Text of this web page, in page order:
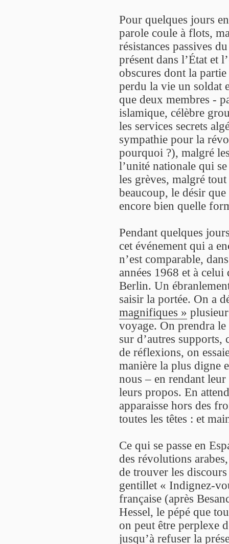
Pour quelques jours
parole coule à flots,
résistances passives
présent dans l’État et
obscures dont la
perdu la vie un soldat
que deux membres -
islamique, célèbre
les services secrets
sympathie pour la
pourquoi ?), malgré
l’unité nationale qui
les grèves, malgré
beaucoup, le désir
encore bien quelle
Pendant quelques
cet événement qui a
n’est comparable,
années 1968 et à
Berlin. Un
saisir la portée. On a
magnifiques »
voyage. On prendra
sur d’autres supports,
de réflexions, on
manière la plus digne
nous – en rendant
leurs propos. En
apparaisse hors des
toutes les têtes : et
Ce qui se passe en
des révolutions
de trouver les
gentillet « Indignez-
française (après
Hessel, le pépé que
on peut être perplexe
jusqu’à refuser la